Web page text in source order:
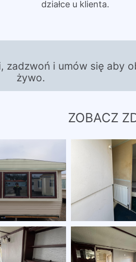
działce u klienta.
zadzwoń i umów się aby
żywo.
ZOBACZ